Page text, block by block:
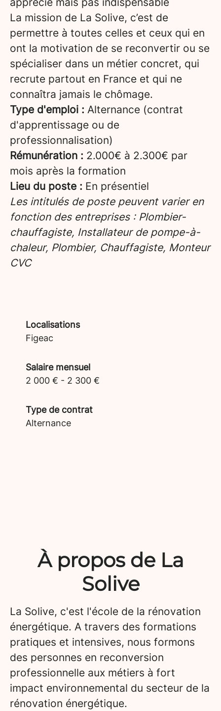
La mission de La Solive, c’est de
permettre à toutes celles et ceux qui en
ont la motivation de se reconvertir ou se
spécialiser dans un métier concret, qui
recrute partout en France et qui ne
connaîtra jamais le chômage.
Type d'emploi : Alternance (contrat
d'apprentissage ou de
professionnalisation)
Rémunération : 2.000€ à 2.300€ par
mois après la formation
Lieu du poste : En présentiel
Les intitulés de poste peuvent varier en
fonction des entreprises : Plombier-
chauffagiste, Installateur de pompe-à-
chaleur, Plombier, Chauffagiste, Monteur
CVC
Localisations
Figeac
Salaire mensuel
2 000 € - 2 300 €
Type de contrat
Alternance
À propos de La
Solive
La Solive, c'est l'école de la rénovation
énergétique. A travers des formations
pratiques et intensives, nous formons
des personnes en reconversion
professionnelle aux métiers à fort
impact environnemental du secteur de la
rénovation énergétique.